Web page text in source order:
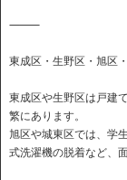
⸻
東成区・生野区・旭区
東成区や生野区は戸建
繁にあります。
旭区や城東区では、学
式洗濯機の脱着など、